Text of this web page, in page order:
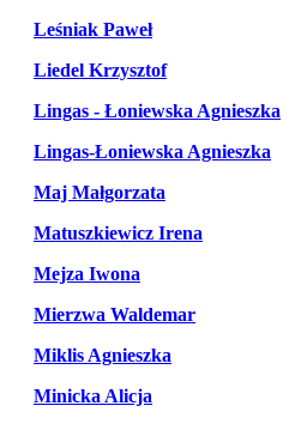
Leśniak Paweł
Liedel Krzysztof
Lingas - Łoniewska Agnieszka
Lingas-Łoniewska Agnieszka
Maj Małgorzata
Matuszkiewicz Irena
Mejza Iwona
Mierzwa Waldemar
Miklis Agnieszka
Minicka Alicja